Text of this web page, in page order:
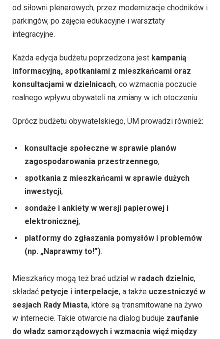
od siłowni plenerowych, przez modernizacje chodników i
parkingów, po zajęcia edukacyjne i warsztaty
integracyjne.
Każda edycja budżetu poprzedzona jest kampanią
informacyjną, spotkaniami z mieszkańcami oraz
konsultacjami w dzielnicach, co wzmacnia poczucie
realnego wpływu obywateli na zmiany w ich otoczeniu.
Oprócz budżetu obywatelskiego, UM prowadzi również:
konsultacje społeczne w sprawie planów
zagospodarowania przestrzennego,
spotkania z mieszkańcami w sprawie dużych
inwestycji,
sondaże i ankiety w wersji papierowej i
elektronicznej,
platformy do zgłaszania pomysłów i problemów
(np. „Naprawmy to!”).
Mieszkańcy mogą też brać udział w radach dzielnic,
składać petycje i interpelacje, a także uczestniczyć w
sesjach Rady Miasta, które są transmitowane na żywo
w internecie. Takie otwarcie na dialog buduje zaufanie
do władz samorządowych i wzmacnia więź między